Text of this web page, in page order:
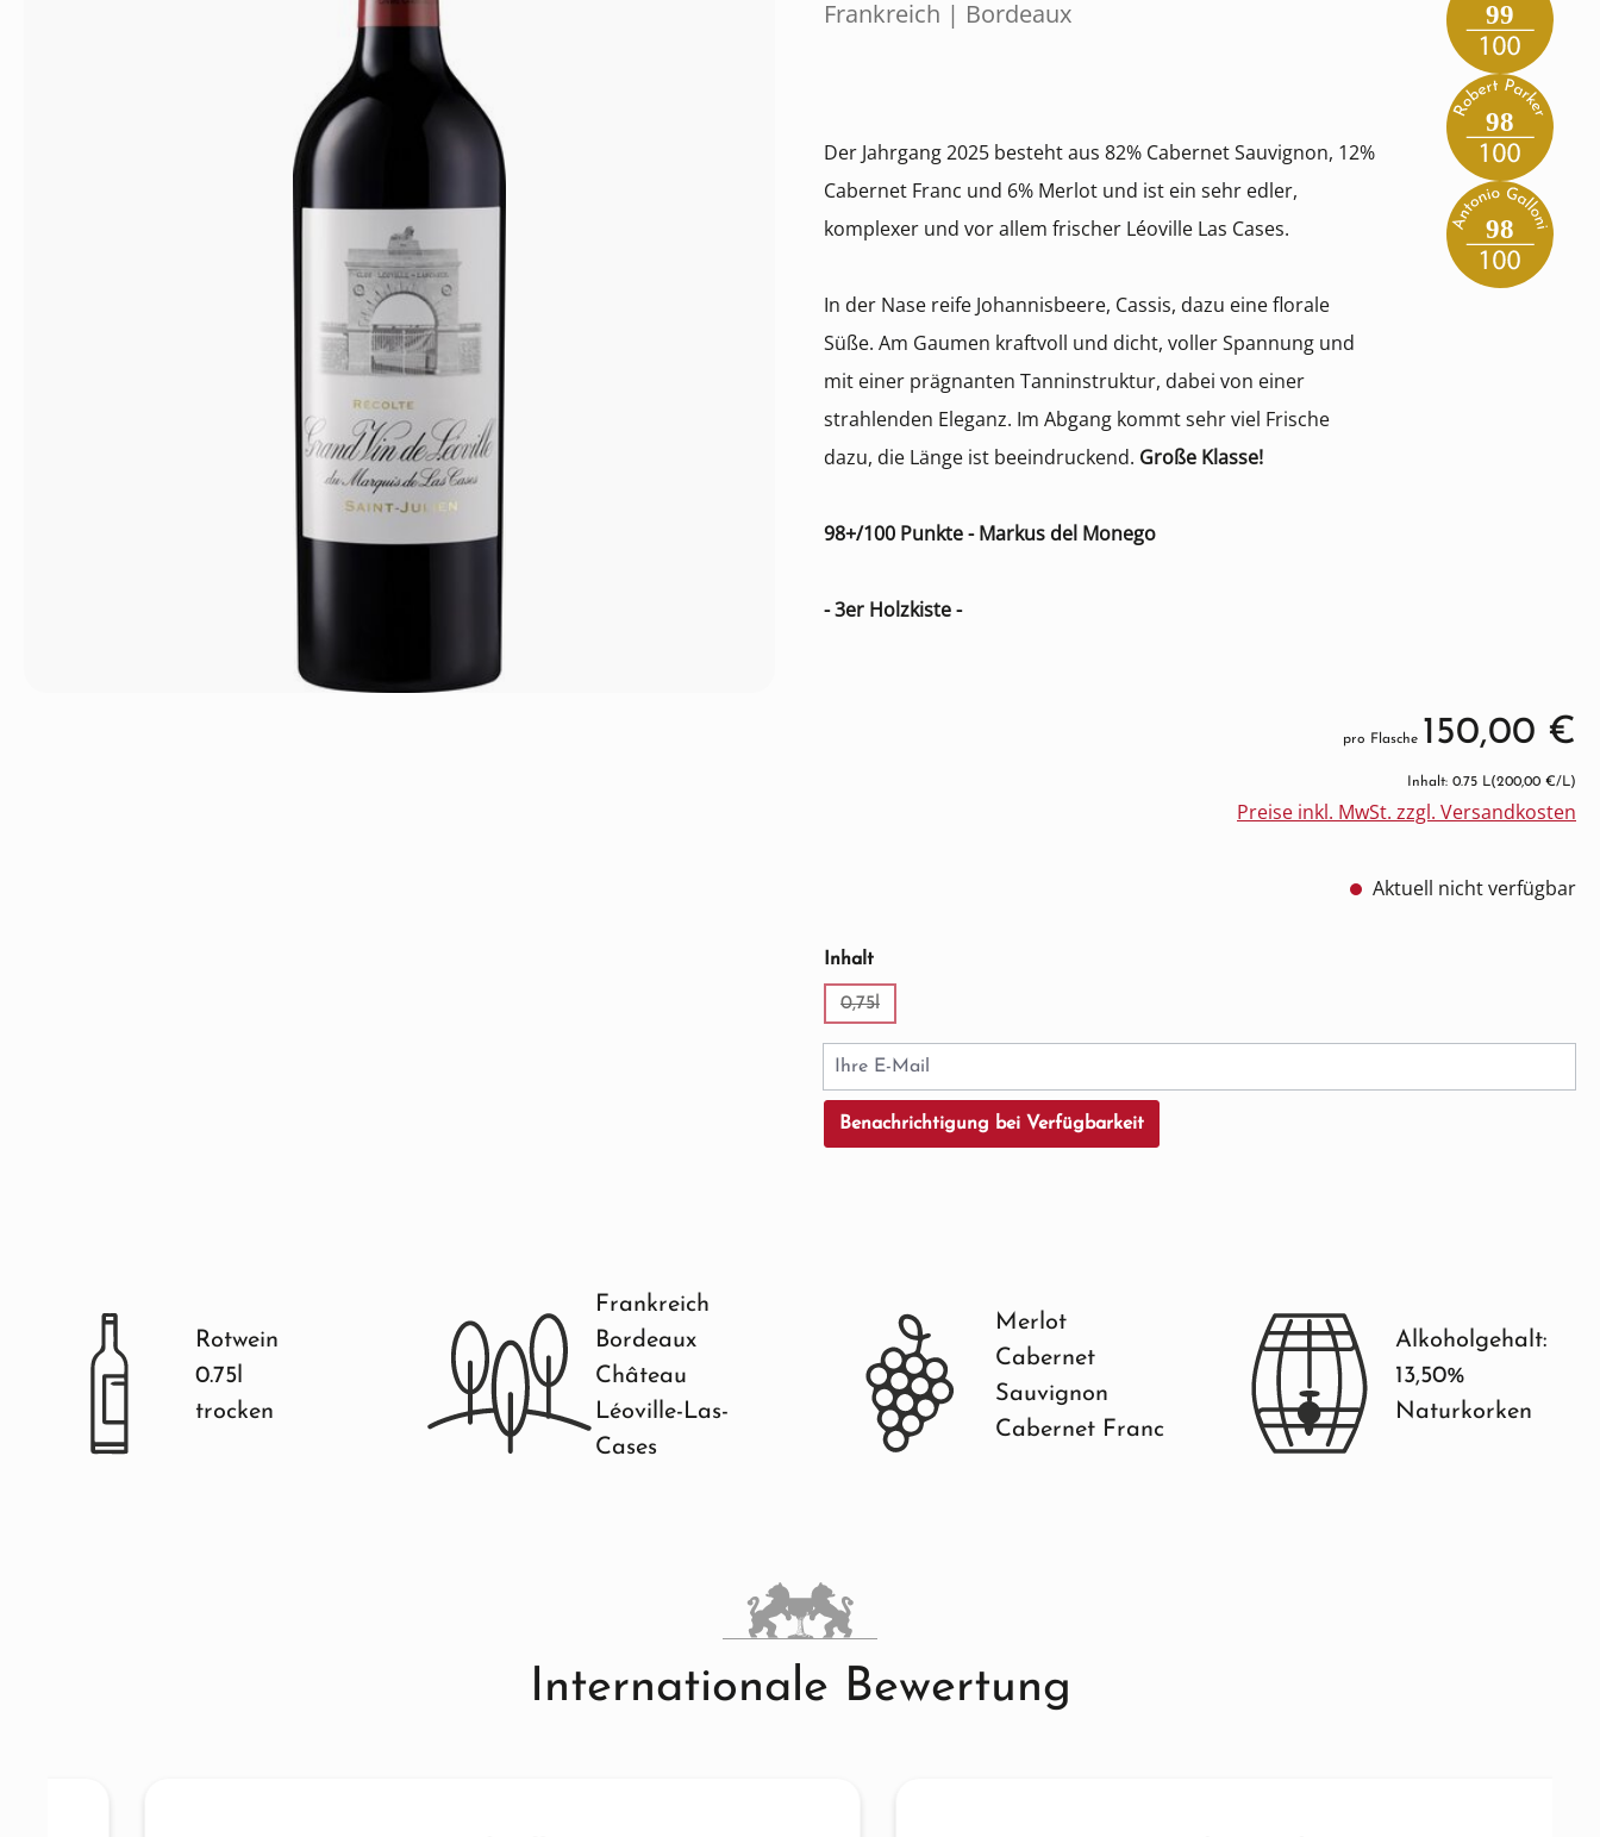
Frankreich | Bordeaux
Der Jahrgang 2025 besteht aus 82% Cabernet Sauvignon, 12%
Cabernet Franc und 6% Merlot und ist ein sehr edler,
komplexer und vor allem frischer Léoville Las Cases.
In der Nase reife Johannisbeere, Cassis, dazu eine florale
Süße. Am Gaumen kraftvoll und dicht, voller Spannung und
mit einer prägnanten Tanninstruktur, dabei von einer
strahlenden Eleganz. Im Abgang kommt sehr viel Frische
dazu, die Länge ist beeindruckend. Große Klasse!
98+/100 Punkte - Markus del Monego
- 3er Holzkiste -
99
98
98
pro Flasche 150,00 €
Inhalt: 0.75 L(200,00 €/L)
Preise inkl. MwSt. zzgl. Versandkosten
Aktuell nicht verfügbar
Inhaltauswählen
0,75l
Ihre E-Mail
Benachrichtigung bei Verfügbarkeit
Rotwein
0.75l
trocken
Frankreich
Bordeaux
Château
Léoville-Las-
Cases
Merlot
Cabernet
Sauvignon
Cabernet Franc
Alkoholgehalt:
13,50%
Naturkorken
Internationale Bewertung